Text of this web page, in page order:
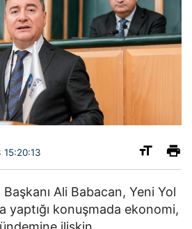
Ali Babacan, Yeni Yol
yaptığı konuşmada ekonomi,